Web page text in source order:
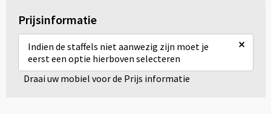
Prijsinformatie
Indien de staffels niet aanwezig zijn moet je
eerst een optie hierboven selecteren
×
Draai uw mobiel voor de Prijs informatie